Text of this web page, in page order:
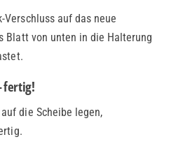
Verschluss auf das neue
Blatt von unten in die Halterung
fertig!
die Scheibe legen,